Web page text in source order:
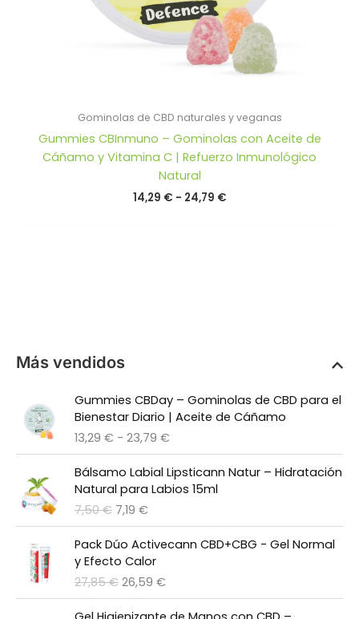
Más vendidos
Gummies CBDay – Gominolas de CBD para el
Bienestar Diario | Aceite de Cáñamo
13,29 € - 23,79 €R
a
n
g
e
Bálsamo Labial Lipsticann Natur – Hidratación
Natural para Labios 15ml
7,50€ E
l
p
r
e
i
7,19 €E
l
p
r
e
i
Pack Dúo Activecann CBD+CBG - Gel Normal
y Efecto Calor
27,85€ E
l
p
26,59 €E
l
p
Gominolas de CBD naturales y veganas
Gummies CBInmuno – Gominolas con Aceite de
Cáñamo y Vitamina C | Refuerzo Inmunológico
Natural
14,29 € - 24,79 €Rango